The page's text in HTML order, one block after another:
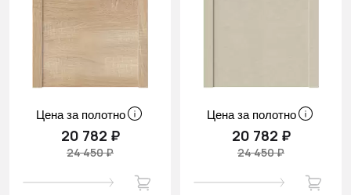
Цена за полотно
20 782 ₽
24 450 ₽
Цена за полотно
20 782 ₽
24 450 ₽